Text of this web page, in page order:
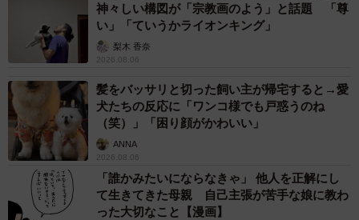
神々しい構図が「宗教画のよう」と話題 「尊
い」「ていうかライオンキング」
梨木 香奈
2026.08.06
髪をバッサリと切った飼い主が帰宅すると→愛
犬たちの反応に「ワンコ様でも戸惑うのね
（笑）」「困り顔がかわいい」
ANNA
2026.08.06
「誰かみたいにならなきゃ」 他人を正解にし
て生きてきた母親 自己主張が苦手な娘に教わ
った大切なこと【漫画】